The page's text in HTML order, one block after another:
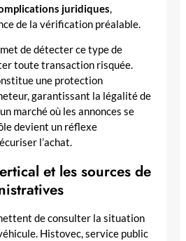
juridiques,
de la vérification préalable.
de détecter ce type de
toute transaction risquée.
une protection
garantissant la légalité de
marché où les annonces se
devient un réflexe
l’achat.
et les sources de
de consulter la situation
Histovec, service public